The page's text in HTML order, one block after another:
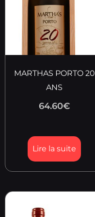
MARTHAS PORTO 20
ANS
64.60€
Lire la suite